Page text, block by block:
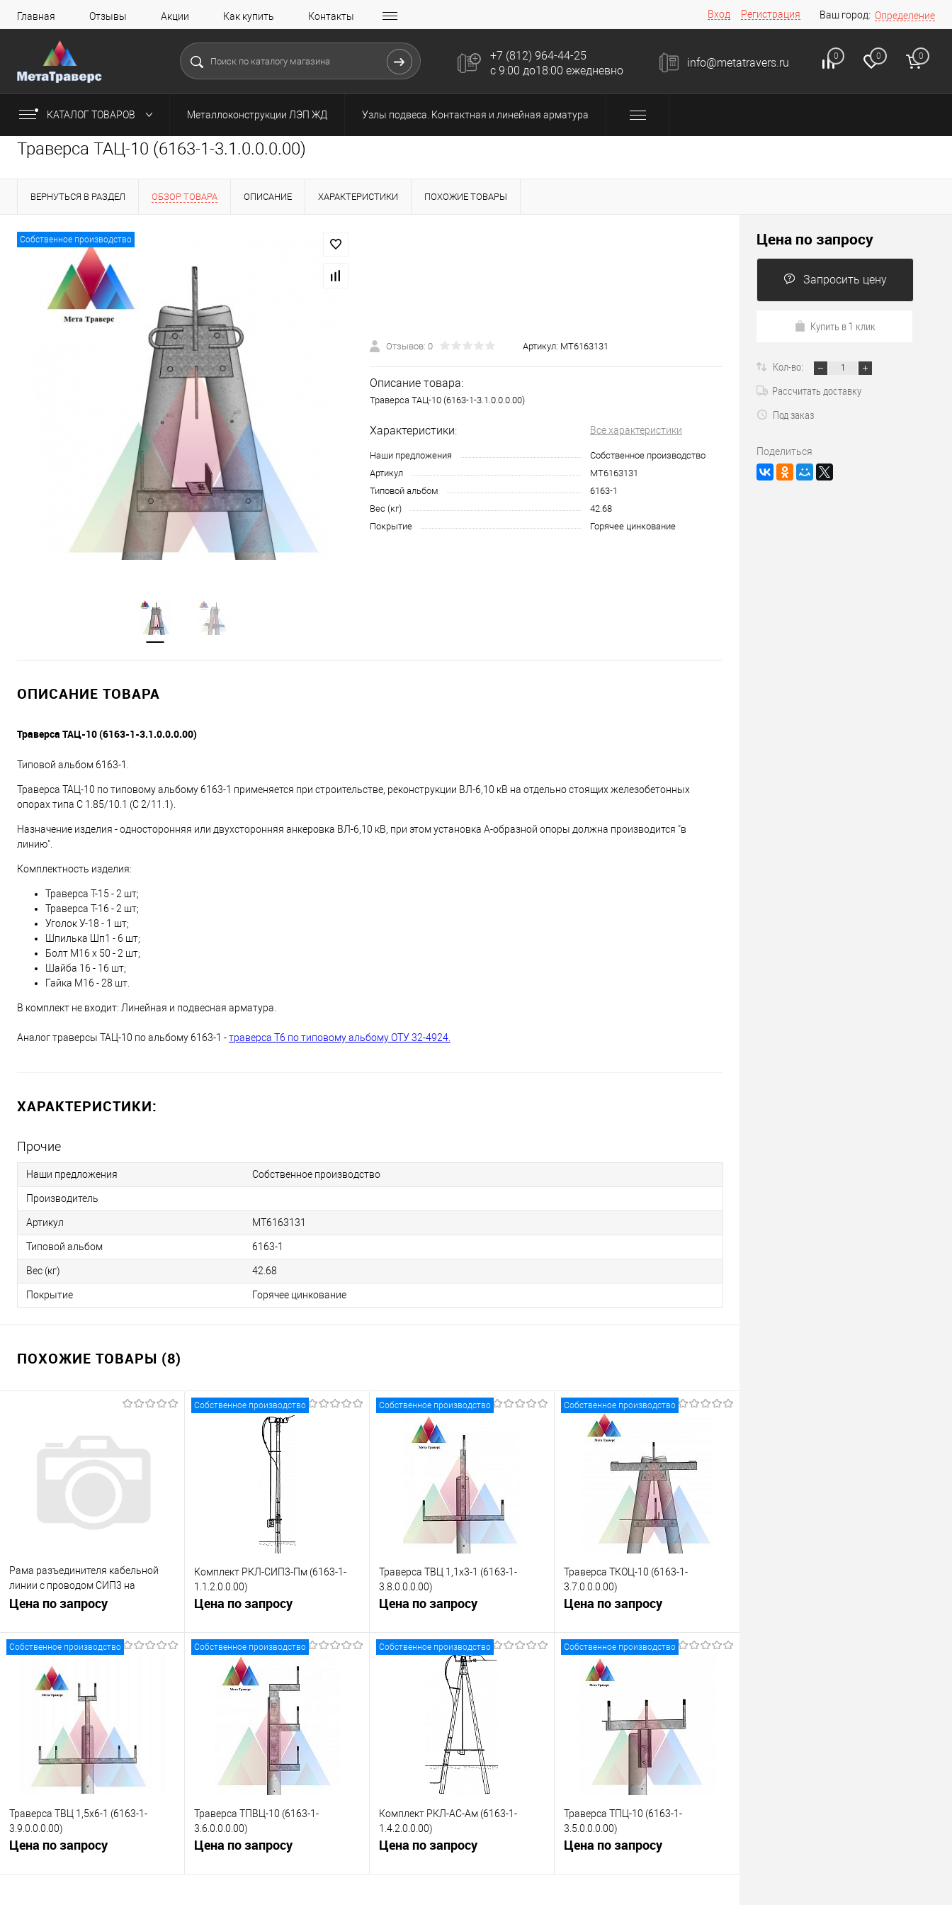
Главная Отзывы Акции Как купить Контакты Вход Регистрация Ваш город: Определение
+7 (812) 964-44-25
с 9:00 до18:00 ежедневно
info@metatravers.ru 0 0 0
КАТАЛОГ ТОВАРОВ Металлоконструкции ЛЭП ЖД Узлы подвеса. Контактная и линейная арматура
Траверса ТАЦ-10 (6163-1-3.1.0.0.0.00)
ВЕРНУТЬСЯ В РАЗДЕЛ ОБЗОР ТОВАРА ОПИСАНИЕ ХАРАКТЕРИСТИКИ ПОХОЖИЕ ТОВАРЫ
Собственное производство
Отзывов: 0 Артикул: МТ6163131
Описание товара:
Траверса ТАЦ-10 (6163-1-3.1.0.0.0.00)
Характеристики: Все характеристики
Наши предложения
Собственное производство
Артикул
МТ6163131
Типовой альбом
6163-1
Вес (кг)
42.68
Покрытие
Горячее цинкование
ОПИСАНИЕ ТОВАРА
Траверса ТАЦ-10 (6163-1-3.1.0.0.0.00)
Типовой альбом 6163-1.
Траверса ТАЦ-10 по типовому альбому 6163-1 применяется при строительстве, реконструкции ВЛ-6,10 кВ на отдельно стоящих железобетонных
опорах типа С 1.85/10.1 (С 2/11.1).
Назначение изделия - односторонняя или двухсторонняя анкеровка ВЛ-6,10 кВ, при этом установка А-образной опоры должна производится "в
линию".
Комплектность изделия:
Траверса Т-15 - 2 шт;
Траверса Т-16 - 2 шт;
Уголок У-18 - 1 шт;
Шпилька Шп1 - 6 шт;
Болт М16 х 50 - 2 шт;
Шайба 16 - 16 шт;
Гайка М16 - 28 шт.
В комплект не входит: Линейная и подвесная арматура.
Аналог траверсы ТАЦ-10 по альбому 6163-1 -траверса Т6 по типовому альбому ОТУ 32-4924.
ХАРАКТЕРИСТИКИ:
Прочие
Наши предложения Собственное производство
Производитель
Артикул МТ6163131
Типовой альбом 6163-1
Вес (кг) 42.68
Покрытие Горячее цинкование
ПОХОЖИЕ ТОВАРЫ (8)
Рама разъединителя кабельной
линии с проводом СИП3 на
анкерной опоре (6163-1-
Цена по запросу
Запросить цену
Купить в 1 клик
Собственное производство
Комплект РКЛ-СИП3-Пм (6163-1-
1.1.2.0.0.00)
Цена по запросу
Запросить цену
Купить в 1 клик
Собственное производство
Траверса ТВЦ 1,1х3-1 (6163-1-
3.8.0.0.0.00)
Цена по запросу
Запросить цену
Купить в 1 клик
Собственное производство
Траверса ТКОЦ-10 (6163-1-
3.7.0.0.0.00)
Цена по запросу
Запросить цену
В избранное
Под заказ
Собственное производство
Траверса ТВЦ 1,5х6-1 (6163-1-
3.9.0.0.0.00)
Цена по запросу
Собственное производство
Траверса ТПВЦ-10 (6163-1-
3.6.0.0.0.00)
Цена по запросу
Собственное производство
Комплект РКЛ-АС-Ам (6163-1-
1.4.2.0.0.00)
Цена по запросу
Собственное производство
Траверса ТПЦ-10 (6163-1-
3.5.0.0.0.00)
Цена по запросу
Цена по запросу
Запросить цену
Купить в 1 клик
Кол-во:
Рассчитать доставку
Под заказ
Поделиться